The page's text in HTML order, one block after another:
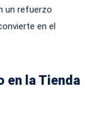
un refuerzo
en el
en la Tienda